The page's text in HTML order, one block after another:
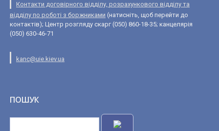
Контакти договірного відділу, розрахункового відділу та
відділу по роботі з боржниками (натисніть, щоб перейти до
контактів); Центр розгляду скарг (050) 860-18-35; канцелярія
(050) 630-46-71
kanc@uie.kiev.ua
ПОШУК